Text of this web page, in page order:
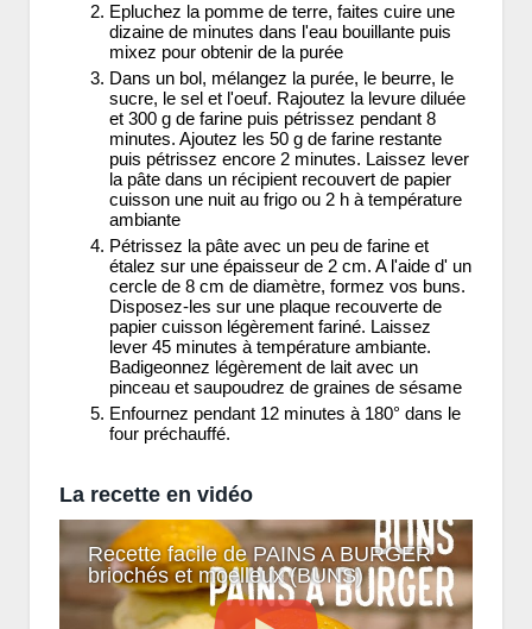
Epluchez la pomme de terre, faites cuire une
dizaine de minutes dans l'eau bouillante puis
mixez pour obtenir de la purée
Dans un bol, mélangez la purée, le beurre, le
sucre, le sel et l'oeuf. Rajoutez la levure diluée
et 300 g de farine puis pétrissez pendant 8
minutes. Ajoutez les 50 g de farine restante
puis pétrissez encore 2 minutes. Laissez lever
la pâte dans un récipient recouvert de papier
cuisson une nuit au frigo ou 2 h à température
ambiante
Pétrissez la pâte avec un peu de farine et
étalez sur une épaisseur de 2 cm. A l'aide d' un
cercle de 8 cm de diamètre, formez vos buns.
Disposez-les sur une plaque recouverte de
papier cuisson légèrement fariné. Laissez
lever 45 minutes à température ambiante.
Badigeonnez légèrement de lait avec un
pinceau et saupoudrez de graines de sésame
Enfournez pendant 12 minutes à 180° dans le
four préchauffé.
La recette en vidéo
Recette facile de PAINS A BURGER
briochés et moelleux (BUNS)